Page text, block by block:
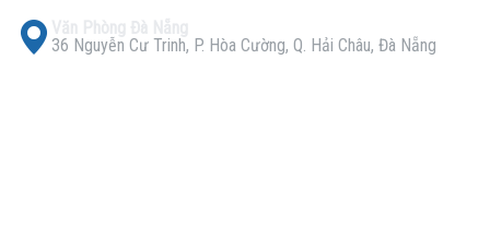
36 Nguyễn Cư Trinh, P. Hòa Cường, Q. Hải Châu, Đà Nẵng